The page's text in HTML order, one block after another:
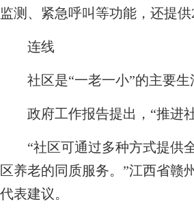
监测、紧急呼叫等功能，还提供
连线
社区是“一老一小”的主要生
政府工作报告提出，“推进社
“社区可通过多种方式提供全
区养老的同质服务。”江西省赣
代表建议。